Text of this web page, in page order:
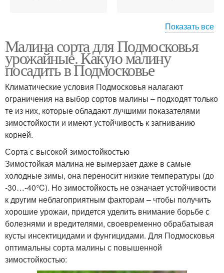
Дюк для подмосковья Морозостойкие сорта
Сорта для регионов Ранние сорта
Летние сорта
Сорта для
ленинградской области
Сорта для средней
полосы
Ранний сорт
Показать все
Малина сорта для Подмосковья
урожайные. Какую малину
посадить в Подмосковье
Климатические условия Подмосковья налагают
ограничения на выбор сортов малины – подходят только
те из них, которые обладают лучшими показателями
зимостойкости и имеют устойчивость к загниванию
корней.
Сорта с высокой зимостойкостью
Зимостойкая малина не вымерзает даже в самые
холодные зимы, она переносит низкие температуры (до
-30…-40°C). Но зимостойкость не означает устойчивости
к другим неблагоприятным факторам – чтобы получить
хорошие урожаи, придется уделить внимание борьбе с
болезнями и вредителями, своевременно обрабатывая
кусты инсектицидами и фунгицидами. Для Подмосковья
оптимальны сорта малины с повышенной
зимостойкостью: